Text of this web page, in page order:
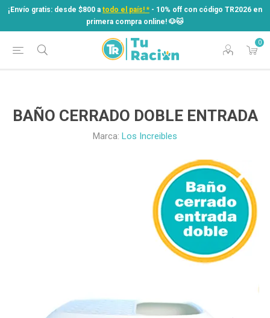
¡Envío gratis: desde $800 a todo el país! * - 10% off con código TR2026 en
primera compra online! ​🐶​🐱
0
¡Envío gratis: desde $800 atodo el país! *
- 10% off con código TR2026 en
primera compra online! ​🐶​🐱
BAÑO CERRADO DOBLE ENTRADA
Marca: Los Increibles